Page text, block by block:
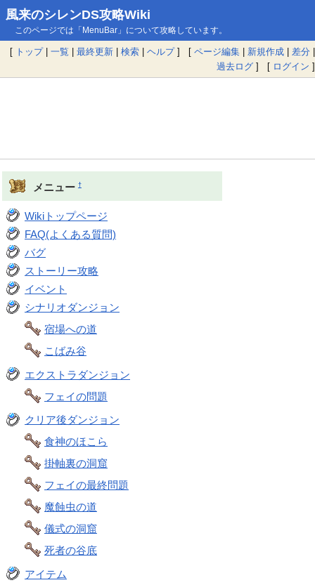
風来のシレンDS攻略Wiki
このページでは「MenuBar」について攻略しています。
[ トップ| 一覧 | 最終更新 | 検索 | ヘルプ] [ ページ編集 | 新規作成 | 差分 |
過去ログ ] [ ログイン ]
メニュー †
Wikiトップページ
FAQ(よくある質問)
バグ
ストーリー攻略
イベント
シナリオダンジョン
宿場への道
こばみ谷
エクストラダンジョン
フェイの問題
クリア後ダンジョン
食神のほこら
掛軸裏の洞窟
フェイの最終問題
魔蝕虫の道
儀式の洞窟
死者の谷底
アイテム